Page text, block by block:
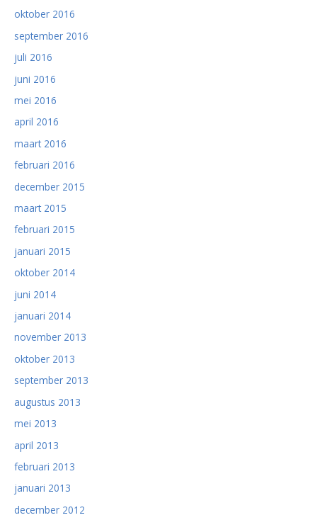
oktober 2016
september 2016
juli 2016
juni 2016
mei 2016
april 2016
maart 2016
februari 2016
december 2015
maart 2015
februari 2015
januari 2015
oktober 2014
juni 2014
januari 2014
november 2013
oktober 2013
september 2013
augustus 2013
mei 2013
april 2013
februari 2013
januari 2013
december 2012